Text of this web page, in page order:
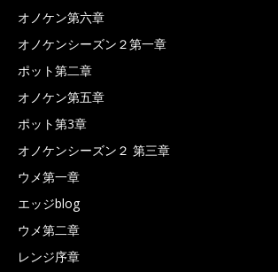
オノケン第六章
オノケンシーズン２第一章
ポット第二章
オノケン第五章
ポット第3章
オノケンシーズン２ 第三章
ウメ第一章
エッジblog
ウメ第二章
レンジ序章